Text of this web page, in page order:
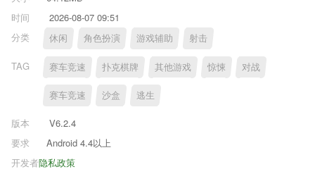
时间
2026-08-07 09:51
分类
休闲 角色扮演 游戏辅助 射击
TAG 赛车竞速 扑克棋牌 其他游戏 惊悚 对战
赛车竞速 沙盒 逃生
版本
V6.2.4
要求
Android 4.4以上
隐私政策
开发者